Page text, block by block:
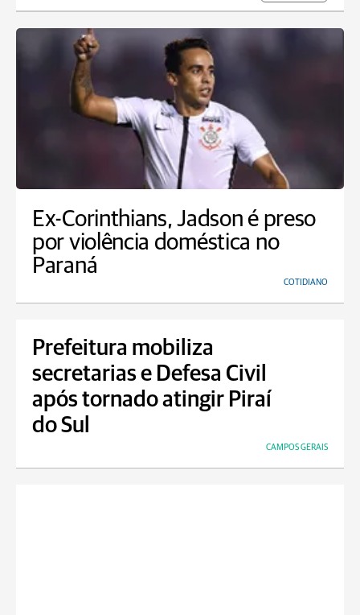
Ex-Corinthians, Jadson é preso
por violência doméstica no
Paraná
COTIDIANO
Prefeitura mobiliza
secretarias e Defesa Civil
após tornado atingir Piraí
do Sul
CAMPOS GERAIS